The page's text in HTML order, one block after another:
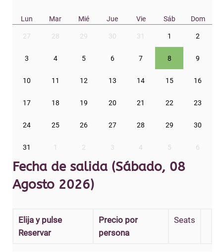
Lun Mar Mié Jue Vie Sáb Dom
27 28 29 30 31 1 2
3 4 5 6 7 8 9
10 11 12 13 14 15 16
17 18 19 20 21 22 23
24 25 26 27 28 29 30
31 1 2 3 4 5 6
Fecha de salida (Sábado, 08
Agosto 2026)
Elija y pulse
Reservar
Precio por
persona
Seats